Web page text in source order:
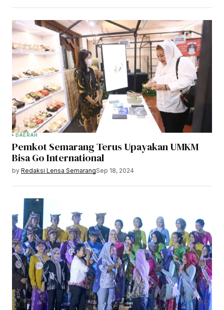
DAERAH
Pemkot Semarang Terus Upayakan UMKM
Bisa Go International
by Redaksi Lensa SemarangSep 18, 2024